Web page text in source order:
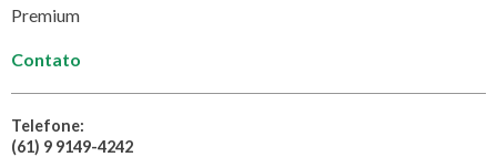
Premium
Contato
Telefone:
(61) 9 9149-4242